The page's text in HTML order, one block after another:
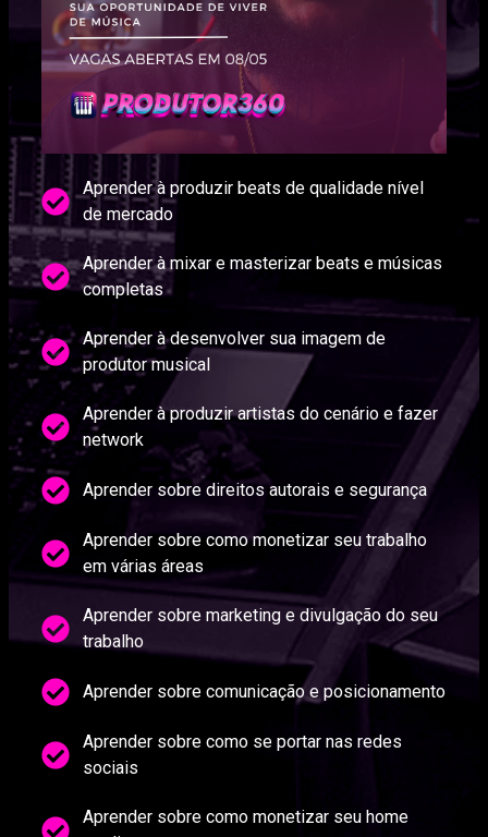
Aprender à produzir beats de qualidade nível
de mercado
Aprender à mixar e masterizar beats e músicas
completas
Aprender à desenvolver sua imagem de
produtor musical
Aprender à produzir artistas do cenário e fazer
network
Aprender sobre direitos autorais e segurança
Aprender sobre como monetizar seu trabalho
em várias áreas
Aprender sobre marketing e divulgação do seu
trabalho
Aprender sobre comunicação e posicionamento
Aprender sobre como se portar nas redes
sociais
Aprender sobre como monetizar seu home